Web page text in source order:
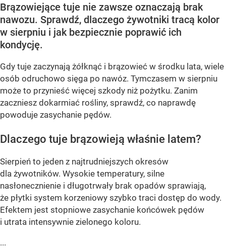
Brązowiejące tuje nie zawsze oznaczają brak
nawozu. Sprawdź, dlaczego żywotniki tracą kolor
w sierpniu i jak bezpiecznie poprawić ich
kondycję.
Gdy tuje zaczynają żółknąć i brązowieć w środku lata, wiele
osób odruchowo sięga po nawóz. Tymczasem w sierpniu
może to przynieść więcej szkody niż pożytku. Zanim
zaczniesz dokarmiać rośliny, sprawdź, co naprawdę
powoduje zasychanie pędów.
Dlaczego tuje brązowieją właśnie latem?
Sierpień to jeden z najtrudniejszych okresów
dla żywotników. Wysokie temperatury, silne
nasłonecznienie i długotrwały brak opadów sprawiają,
że płytki system korzeniowy szybko traci dostęp do wody.
Efektem jest stopniowe zasychanie końcówek pędów
i utrata intensywnie zielonego koloru.
...